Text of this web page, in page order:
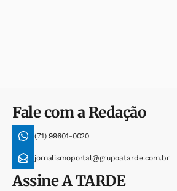
Fale com a Redação
(71) 99601-0020
jornalismoportal@grupoatarde.com.br
AssineA TARDE